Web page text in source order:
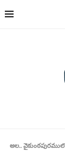
అల.. వైకుంఠపురములో